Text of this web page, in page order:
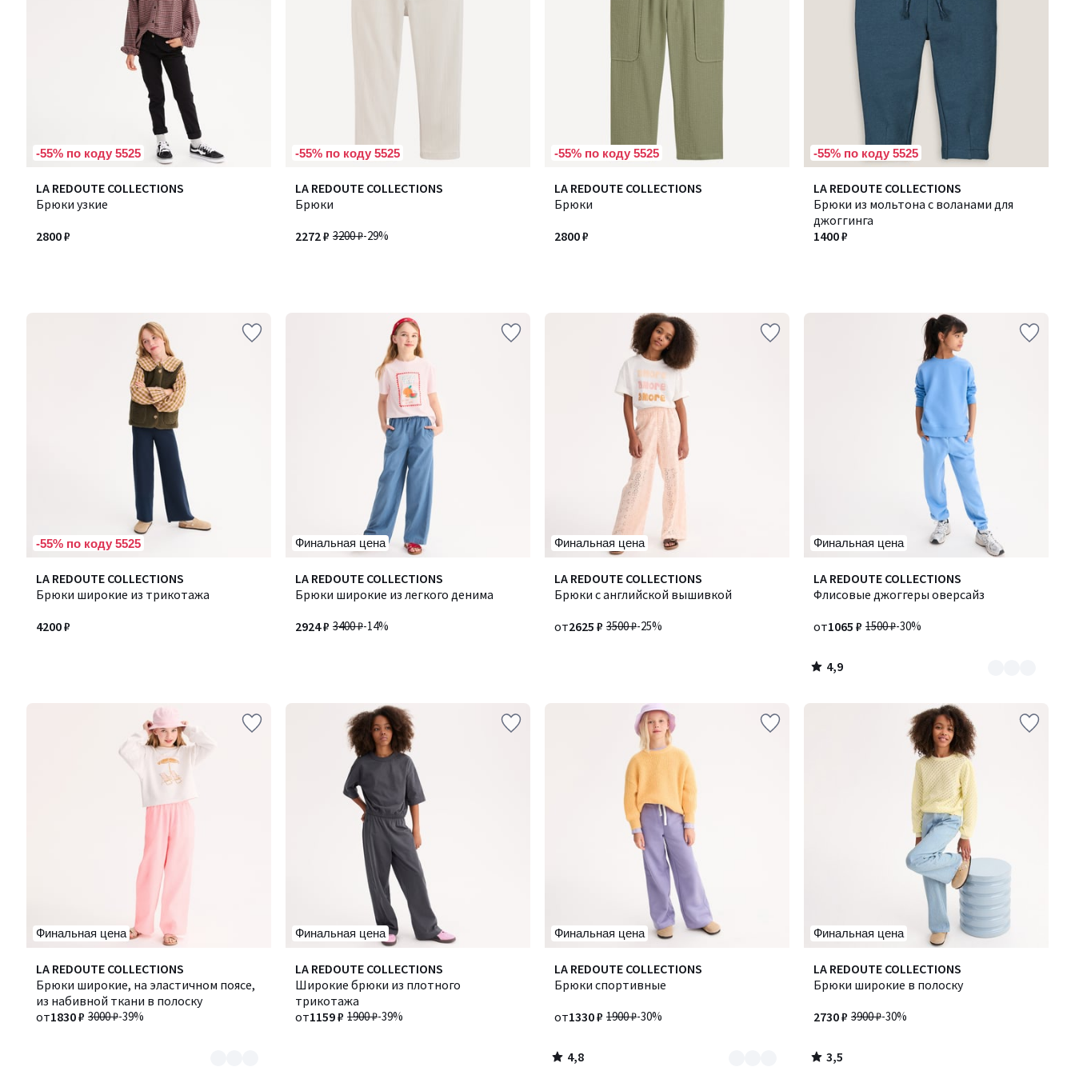
-55% по коду 5525
LA REDOUTE COLLECTIONS
Брюки узкие
2800 ₽
-55% по коду 5525
LA REDOUTE COLLECTIONS
Брюки
3200 ₽-29%
2272 ₽
-55% по коду 5525
LA REDOUTE COLLECTIONS
Брюки
2800 ₽
-55% по коду 5525
LA REDOUTE COLLECTIONS
Брюки из мольтона с воланами для
джоггинга
1400 ₽
-55% по коду 5525
LA REDOUTE COLLECTIONS
Брюки широкие из трикотажа
4200 ₽
Финальная цена
LA REDOUTE COLLECTIONS
Брюки широкие из легкого денима
3400 ₽-14%
2924 ₽
Финальная цена
LA REDOUTE COLLECTIONS
Брюки с английской вышивкой
3500 ₽-25%
от2625 ₽
Финальная цена
LA REDOUTE COLLECTIONS
Флисовые джоггеры оверсайз
1500 ₽-30%
от1065 ₽
4,9
/ 5
Количество
цветов:
4,9
/
Финальная цена
LA REDOUTE COLLECTIONS
Брюки широкие, на эластичном поясе,
из набивной ткани в полоску
3000 ₽-39%
от1830 ₽
Количество
цветов:
2
Финальная цена
LA REDOUTE COLLECTIONS
Широкие брюки из плотного
трикотажа
1900 ₽-39%
от1159 ₽
Финальная цена
LA REDOUTE COLLECTIONS
Брюки спортивные
1900 ₽-30%
от1330 ₽
4,8
/ 5
Количество
цветов:
4,8
/
Финальная цена
LA REDOUTE COLLECTIONS
Брюки широкие в полоску
3900 ₽-30%
2730 ₽
3,5
/ 5
3,5
/